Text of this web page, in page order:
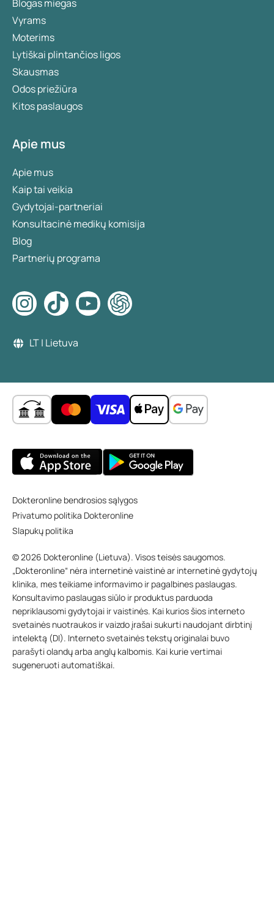
Blogas miegas
Vyrams
Moterims
Lytiškai plintančios ligos
Skausmas
Odos priežiūra
Kitos paslaugos
Apie mus
Apie mus
Kaip tai veikia
Gydytojai-partneriai
Konsultacinė medikų komisija
Blog
Partnerių programa
LT | Lietuva
Dokteronline bendrosios sąlygos
Privatumo politika Dokteronline
Slapukų politika
© 2026 Dokteronline (Lietuva). Visos teisės saugomos.
„Dokteronline“ nėra internetinė vaistinė ar internetinė gydytojų
klinika, mes teikiame informavimo ir pagalbines paslaugas.
Konsultavimo paslaugas siūlo ir produktus parduoda
nepriklausomi gydytojai ir vaistinės. Kai kurios šios interneto
svetainės nuotraukos ir vaizdo įrašai sukurti naudojant dirbtinį
intelektą (DI). Interneto svetainės tekstų originalai buvo
parašyti olandų arba anglų kalbomis. Kai kurie vertimai
sugeneruoti automatiškai.